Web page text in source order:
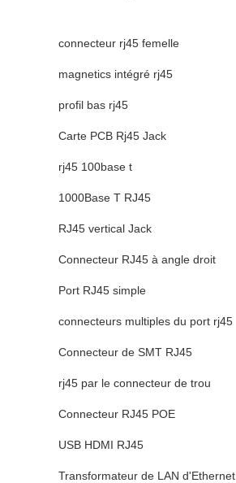
connecteur rj45 femelle
magnetics intégré rj45
profil bas rj45
Carte PCB Rj45 Jack
rj45 100base t
1000Base T RJ45
RJ45 vertical Jack
Connecteur RJ45 à angle droit
Port RJ45 simple
connecteurs multiples du port rj45
Connecteur de SMT RJ45
rj45 par le connecteur de trou
Connecteur RJ45 POE
USB HDMI RJ45
Transformateur de LAN d'Ethernet